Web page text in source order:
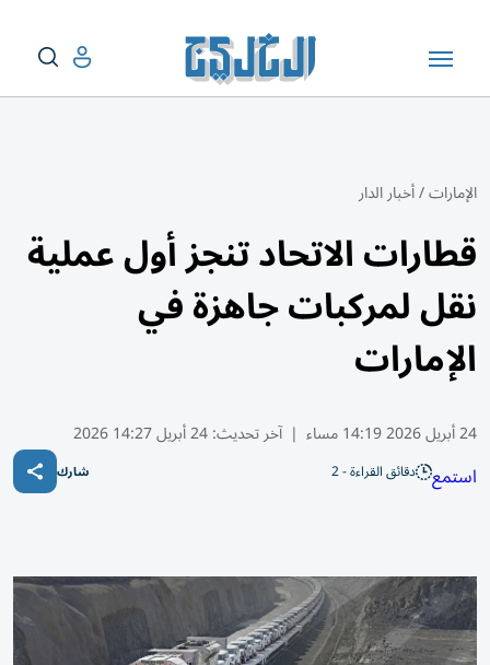
الإمارات/أخبار الدار
قطارات الاتحاد تنجز أول عملية
نقل لمركبات جاهزة في
الإمارات
24 أبريل 2026 14:19 مساء | آخر تحديث:24 أبريل 14:27 2026
استمع دقائق القراءة - 2 شارك